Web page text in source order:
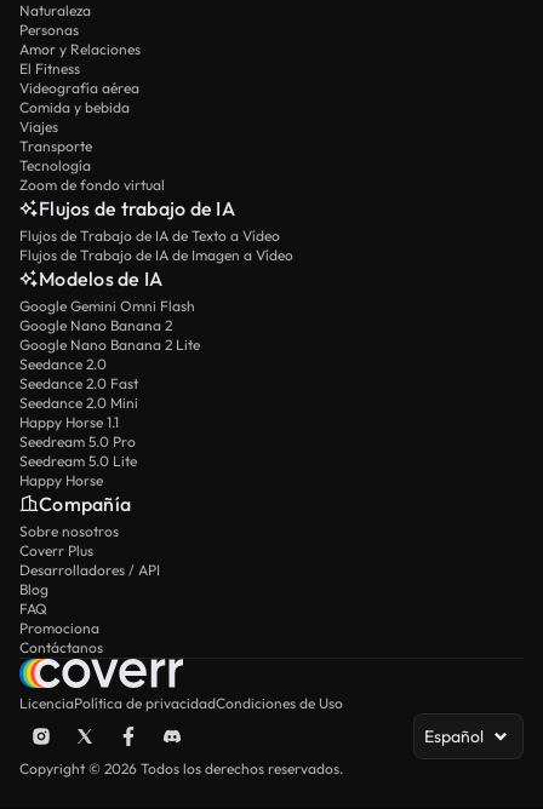
Naturaleza
Personas
Amor y Relaciones
El Fitness
Videografía aérea
Comida y bebida
Viajes
Transporte
Tecnología
Zoom de fondo virtual
Flujos de trabajo de IA
Flujos de Trabajo de IA de Texto a Vídeo
Flujos de Trabajo de IA de Imagen a Vídeo
Modelos de IA
Google Gemini Omni Flash
Google Nano Banana 2
Google Nano Banana 2 Lite
Seedance 2.0
Seedance 2.0 Fast
Seedance 2.0 Mini
Happy Horse 1.1
Seedream 5.0 Pro
Seedream 5.0 Lite
Happy Horse
Compañía
Sobre nosotros
Coverr Plus
Desarrolladores / API
Blog
FAQ
Promociona
Contáctanos
LicenciaPolítica de privacidadCondiciones de Uso
Español
Copyright © 2026 Todos los derechos reservados.